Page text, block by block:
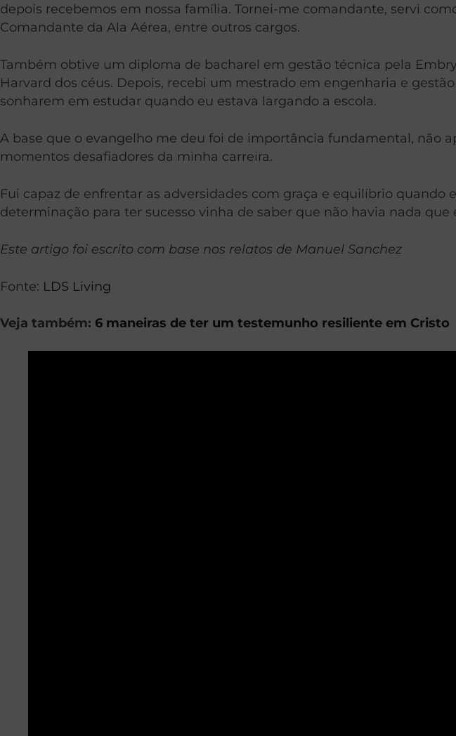
depois recebemos em nossa família. Tornei-me comandante, servi
Comandante da Ala Aérea, entre outros cargos.
Também obtive um diploma de bacharel em gestão técnica pela
Harvard dos céus. Depois, recebi um mestrado em engenharia e
sonharem em estudar quando eu estava largando a escola.
A base que o evangelho me deu foi de importância fundamental, não
momentos desafiadores da minha carreira.
Fui capaz de enfrentar as adversidades com graça e equilíbrio
determinação para ter sucesso vinha de saber que não havia nada
Este artigo foi escrito com base nos relatos de Manuel Sanchez
Fonte: LDS Living
Veja também: 6 maneiras de ter um testemunho resiliente em Cristo